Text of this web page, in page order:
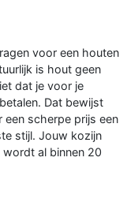
voor een houten
is hout geen
dat je voor je
Dat bewijst
een scherpe prijs een
stijl. Jouw kozijn
al binnen 20